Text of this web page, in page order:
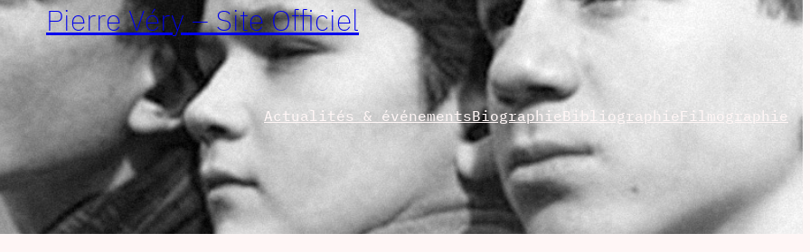
Pierre Véry – Site Officiel
Actualités & événementsBiographieBibliographieFilmographie